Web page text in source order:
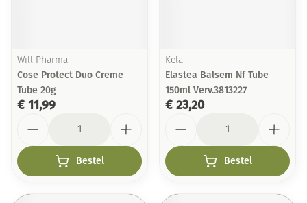
Will Pharma
Cose Protect Duo Creme
Tube 20g
€ 11,99
Bestel
Kela
Elastea Balsem Nf Tube
150ml Verv.3813227
€ 23,20
Bestel